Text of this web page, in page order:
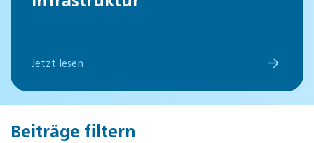
Jetzt lesen
Beiträge filtern